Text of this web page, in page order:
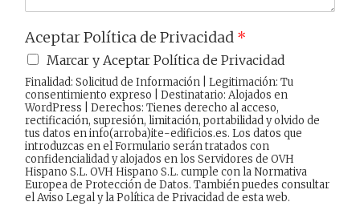
Aceptar Política de Privacidad *
Marcar y Aceptar Política de Privacidad
Finalidad: Solicitud de Información | Legitimación: Tu
consentimiento expreso | Destinatario: Alojados en
WordPress | Derechos: Tienes derecho al acceso,
rectificación, supresión, limitación, portabilidad y olvido de
tus datos en info(arroba)ite-edificios.es. Los datos que
introduzcas en el Formulario serán tratados con
confidencialidad y alojados en los Servidores de OVH
Hispano S.L. OVH Hispano S.L. cumple con la Normativa
Europea de Protección de Datos. También puedes consultar
elAviso Legaly laPolítica de Privacidadde esta web.